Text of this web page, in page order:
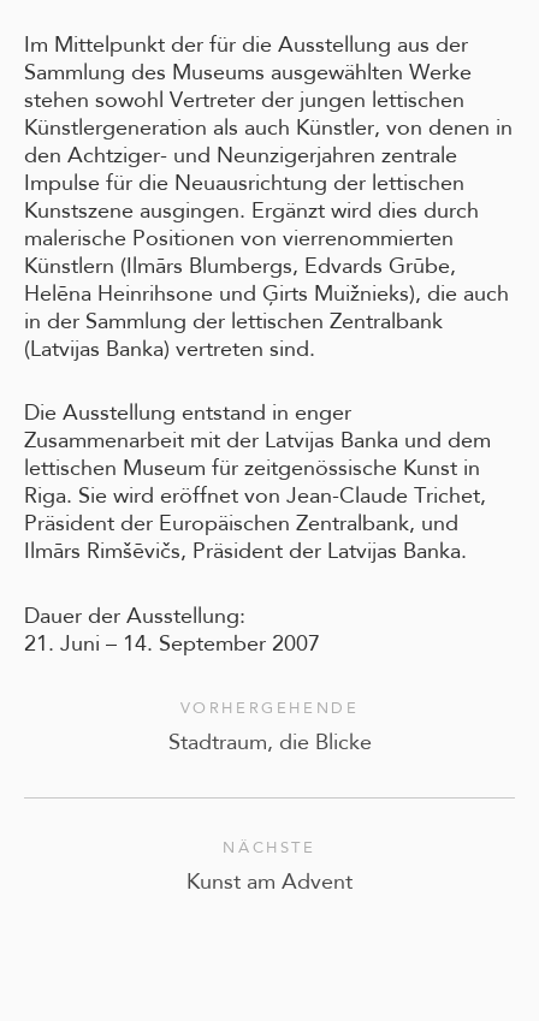
Im Mittelpunkt der für die Ausstellung aus der
Sammlung des Museums ausgewählten Werke
stehen sowohl Vertreter der jungen lettischen
Künstlergeneration als auch Künstler, von denen in
den Achtziger- und Neunzigerjahren zentrale
Impulse für die Neuausrichtung der lettischen
Kunstszene ausgingen. Ergänzt wird dies durch
malerische Positionen von vierrenommierten
Künstlern (Ilmārs Blumbergs, Edvards Grūbe,
Helēna Heinrihsone und Ģirts Muižnieks), die auch
in der Sammlung der lettischen Zentralbank
(Latvijas Banka) vertreten sind.
Die Ausstellung entstand in enger
Zusammenarbeit mit der Latvijas Banka und dem
lettischen Museum für zeitgenössische Kunst in
Riga. Sie wird eröffnet von Jean-Claude Trichet,
Präsident der Europäischen Zentralbank, und
Ilmārs Rimšēvičs, Präsident der Latvijas Banka.
Dauer der Ausstellung:
21. Juni – 14. September 2007
VORHERGEHENDE
Stadtraum, die Blicke
NÄCHSTE
Kunst am Advent